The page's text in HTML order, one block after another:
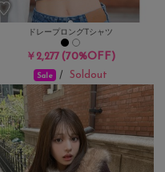
ドレープロングTシャツ
￥2,277(70%OFF)
Sale / Soldout